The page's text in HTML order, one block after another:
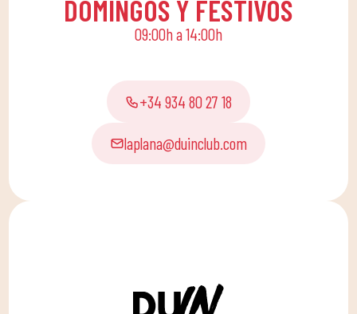
educativas para que los
pequeños de casa
DOMINGOS Y FESTIVOS
09:00h a 14:00h
+34 934 80 27 18
laplana@duinclub.com